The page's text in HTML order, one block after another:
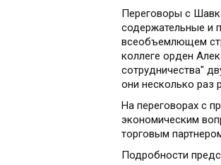
Переговоры с
содержательные и
всеобъемлющем
коллеге орден
сотрудничества"
они несколько раз
На переговорах с
экономическим
торговым
Подробности